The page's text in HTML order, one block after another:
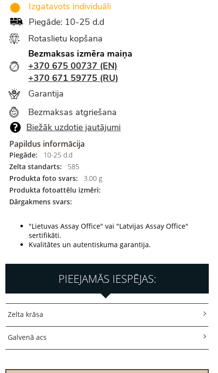
Izgatavots individuāli
Piegāde: 10-25 d.d
Rotaslietu kopšana
Bezmaksas izmēra maiņa
+370 675 00737 (EN)
+370 671 59775 (RU)
Garantija
Bezmaksas atgriešana
Biežāk uzdotie jautājumi
Papildus informācija
Piegāde:
10-25 d.d
Zelta standarts:
585
Produkta foto svars:
3.00 g
Produkta fotoattēlu izmēri:
Dārgakmens svars:
"Lietuvas Assay Office" vai "Latvijas Assay Office"
sertifikāti.
Kvalitātes un autentiskuma garantija.
PIEEJAMĀS IESPĒJAS:
Zelta krāsa
Galvenā acs